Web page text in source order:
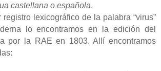
castellana o española.
lexicográfico de la palabra “virus”
lo encontramos en la edición del
por la RAE en 1803. Allí encontramos